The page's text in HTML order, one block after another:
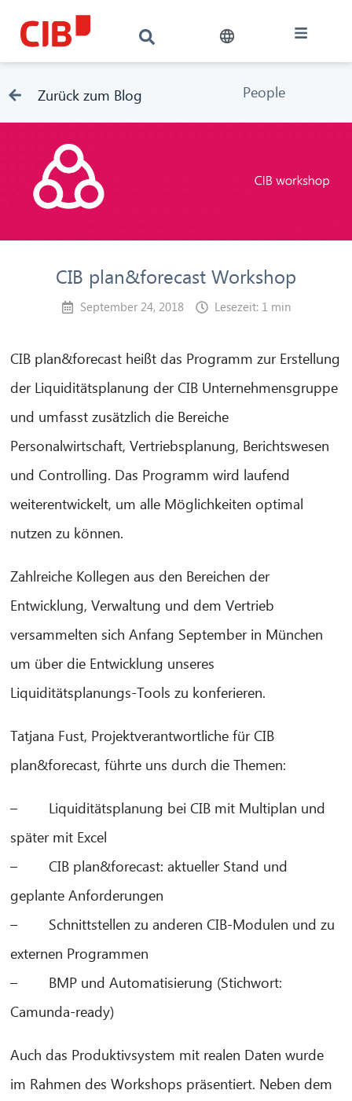
Zurück zum Blog People
CIB plan&forecast Workshop
September 24, 2018 Lesezeit: 1 min
CIB plan&forecast heißt das Programm zur Erstellung
der Liquiditätsplanung der CIB Unternehmensgruppe
und umfasst zusätzlich die Bereiche
Personalwirtschaft, Vertriebsplanung, Berichtswesen
und Controlling. Das Programm wird laufend
weiterentwickelt, um alle Möglichkeiten optimal
nutzen zu können.
Zahlreiche Kollegen aus den Bereichen der
Entwicklung, Verwaltung und dem Vertrieb
versammelten sich Anfang September in München
um über die Entwicklung unseres
Liquiditätsplanungs-Tools zu konferieren.
Tatjana Fust, Projektverantwortliche für CIB
plan&forecast, führte uns durch die Themen:
– Liquiditätsplanung bei CIB mit Multiplan und
später mit Excel
– CIB plan&forecast: aktueller Stand und
geplante Anforderungen
– Schnittstellen zu anderen CIB-Modulen und zu
externen Programmen
– BMP und Automatisierung (Stichwort:
Camunda-ready)
Auch das Produktivsystem mit realen Daten wurde
im Rahmen des Workshops präsentiert. Neben dem
CIB AI ChatBot